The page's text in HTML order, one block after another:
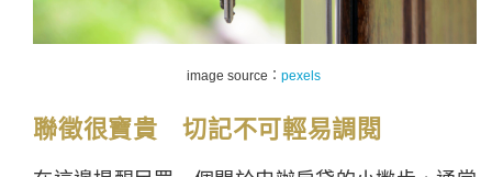
image source： pexels
聯徵很寶貴 切記不可輕易調閱